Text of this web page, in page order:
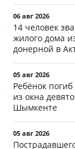
06 авг 2026
14 человек
жилого дома
донерной в
05 авг 2026
Ребёнок
из окна
Шымкенте
05 авг 2026